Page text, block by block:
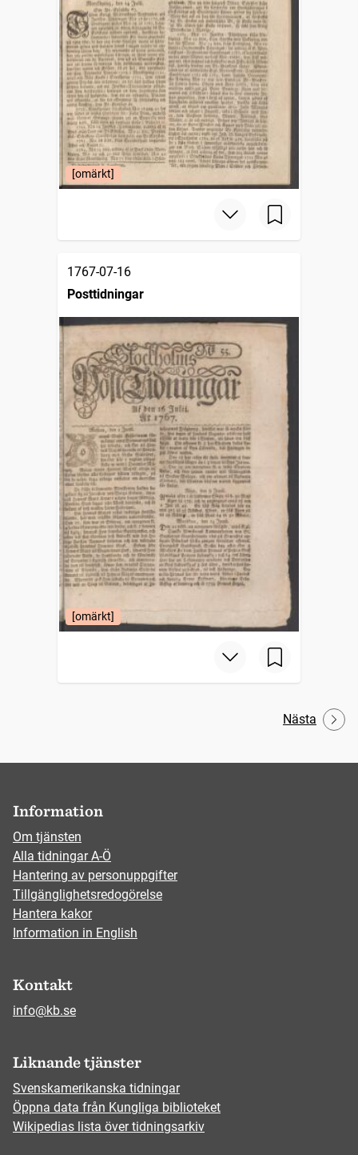
[omärkt]
1767-07-16
Posttidningar
[omärkt]
Nästa
Information
Om tjänsten
Alla tidningar A-Ö
Hantering av personuppgifter
Tillgänglighetsredogörelse
Hantera kakor
Information in English
Kontakt
info@kb.se
Liknande tjänster
Svenskamerikanska tidningar
Öppna data från Kungliga biblioteket
Wikipedias lista över tidningsarkiv